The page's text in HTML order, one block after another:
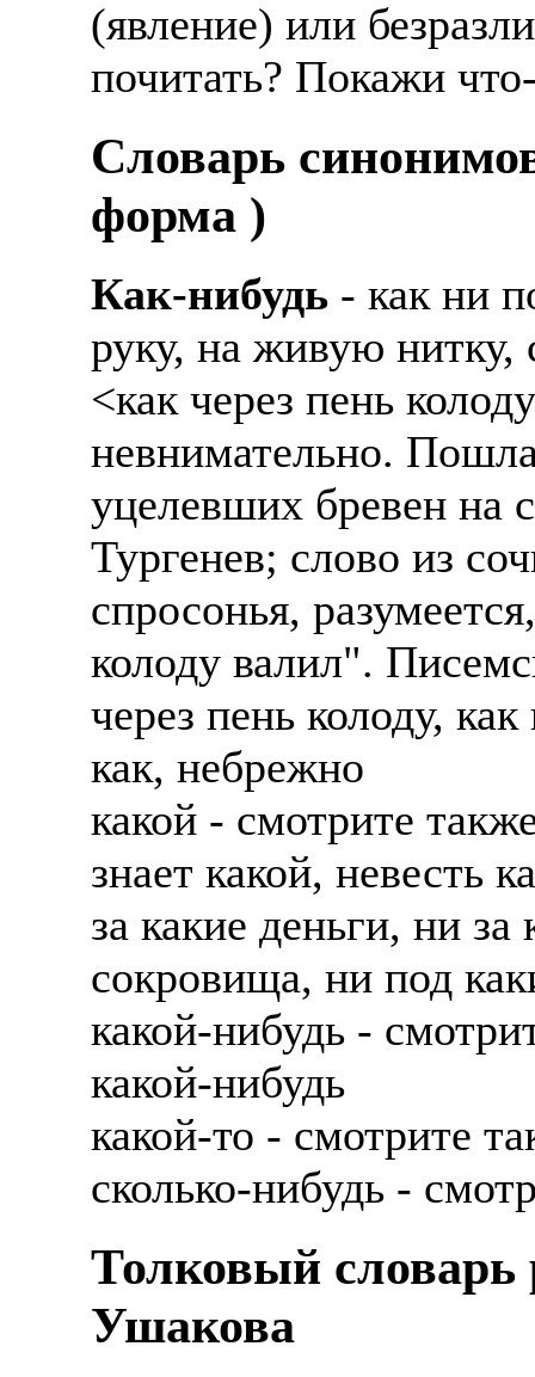
(явление) или
почитать? Покажи
Cловарь
форма )
Как-нибудь - как ни
руку, на живую нитку,
<как через пень
невнимательно.
уцелевших бревен на
Тургенев; слово из
спросонья,
колоду валил".
через пень колоду,
как, небрежно
какой - смотрите
знает какой, невесть
за какие деньги, ни
сокровища, ни под
какой-нибудь -
какой-нибудь
какой-то - смотрите
сколько-нибудь -
Толковый словарь
Ушакова